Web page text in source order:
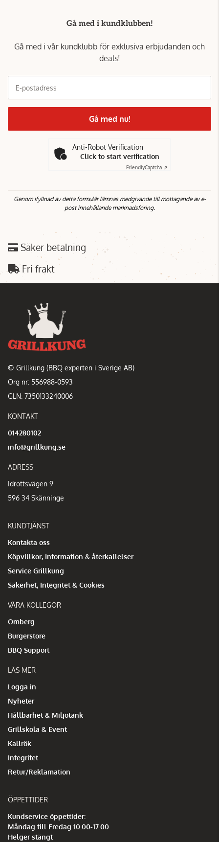
Gå med i kundklubben!
Gå med i vår kundklubb för exklusiva erbjudanden och
deals!
E-postadress
Gå med nu!
Anti-Robot Verification
Click to start verification
FriendlyCaptcha ⇗
Genom ifyllnad av detta formulär lämnas medgivande till mottagande av e-
post innehållande marknadsföring.
Säker betalning
Fri frakt
© Grillkung (BBQ experten i Sverige AB)
Org nr: 556988-0593
GLN: 7350133240006
KONTAKT
014280102
info@grillkung.se
ADRESS
Idrottsvägen 9
596 34 Skänninge
KUNDTJÄNST
Kontakta oss
Köpvillkor, Information & återkallelser
Service Grillkung
Säkerhet, Integritet & Cookies
VÅRA KOLLEGOR
Omberg
Burgerstore
BBQ Support
LÄS MER
Logga in
Nyheter
Hållbarhet & Miljötänk
Grillskola & Event
Kallrök
Integritet
Retur/Reklamation
ÖPPETTIDER
Kundservice öppettider:
Måndag till Fredag 10.00-17.00
Helger stängt